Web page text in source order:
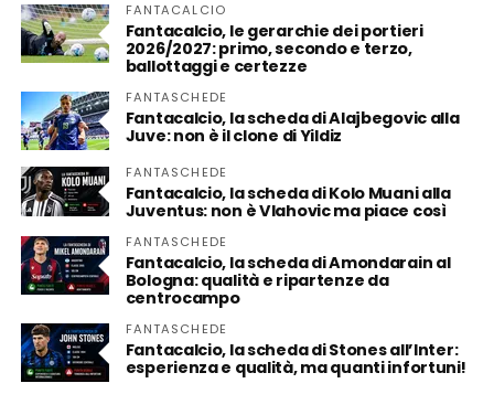
FANTACALCIO
Fantacalcio, le gerarchie dei portieri
2026/2027: primo, secondo e terzo,
ballottaggi e certezze
FANTASCHEDE
Fantacalcio, la scheda di Alajbegovic alla
Juve: non è il clone di Yildiz
FANTASCHEDE
Fantacalcio, la scheda di Kolo Muani alla
Juventus: non è Vlahovic ma piace così
FANTASCHEDE
Fantacalcio, la scheda di Amondarain al
Bologna: qualità e ripartenze da
centrocampo
FANTASCHEDE
Fantacalcio, la scheda di Stones all’Inter:
esperienza e qualità, ma quanti infortuni!